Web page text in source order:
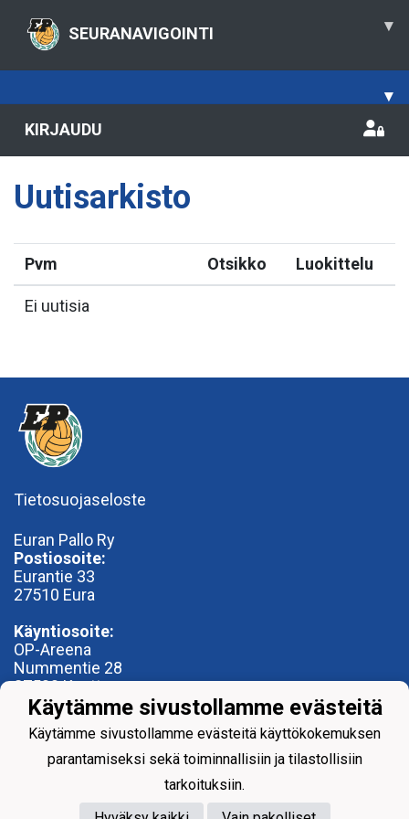
SEURANAVIGOINTI ▾
▾
KIRJAUDU
Uutisarkisto
Pvm Otsikko Luokittelu
Ei uutisia
Tietosuojaseloste
Euran Pallo Ry
Postiosoite:
Eurantie 33
27510 Eura
Käyntiosoite:
OP-Areena
Nummentie 28
27500 Kauttua
toimisto@euranpallo.fi
Käytämme sivustollamme evästeitä
Käytämme sivustollamme evästeitä käyttökokemuksen
parantamiseksi sekä toiminnallisiin ja tilastollisiin
tarkoituksiin.